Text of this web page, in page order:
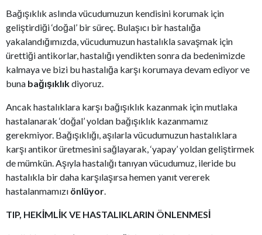
Bağışıklık aslında vücudumuzun kendisini korumak için
geliştirdiği ‘doğal’ bir süreç. Bulaşıcı bir hastalığa
yakalandığımızda, vücudumuzun hastalıkla savaşmak için
ürettiği antikorlar, hastalığı yendikten sonra da bedenimizde
kalmaya ve bizi bu hastalığa karşı korumaya devam ediyor ve
buna bağışıklıkdiyoruz.
Ancak hastalıklara karşı bağışıklık kazanmak için mutlaka
hastalanarak ‘doğal’ yoldan bağışıklık kazanmamız
gerekmiyor. Bağışıklığı, aşılarla vücudumuzun hastalıklara
karşı antikor üretmesini sağlayarak, ‘yapay’ yoldan geliştirmek
de mümkün. Aşıyla hastalığı tanıyan vücudumuz, ileride bu
hastalıkla bir daha karşılaşırsa hemen yanıt vererek
hastalanmamızı önlüyor.
TIP, HEKİMLİK VE HASTALIKLARIN ÖNLENMESİ